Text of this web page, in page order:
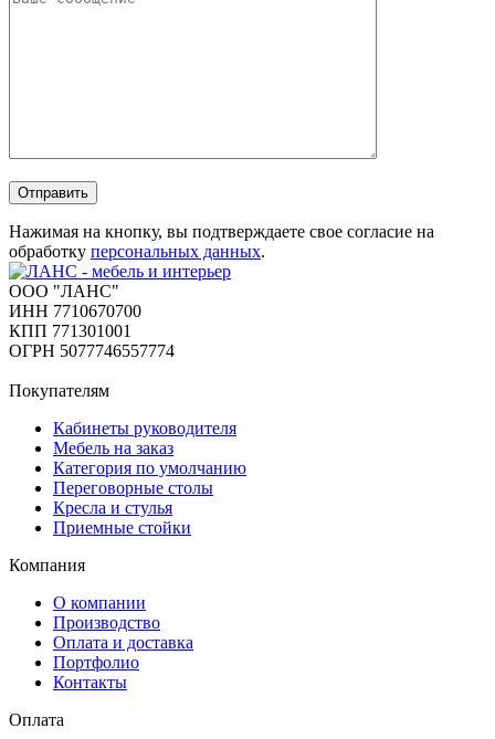
Отправить
Нажимая на кнопку, вы подтверждаете свое согласие на
обработку персональных данных.
ООО "ЛАНС"
ИНН 7710670700
КПП 771301001
ОГРН 5077746557774
Покупателям
Кабинеты руководителя
Мебель на заказ
Категория по умолчанию
Переговорные столы
Кресла и стулья
Приемные стойки
Компания
О компании
Производство
Оплата и доставка
Портфолио
Контакты
Оплата